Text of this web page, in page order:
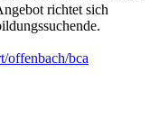
richtet sich
offenbach/bca